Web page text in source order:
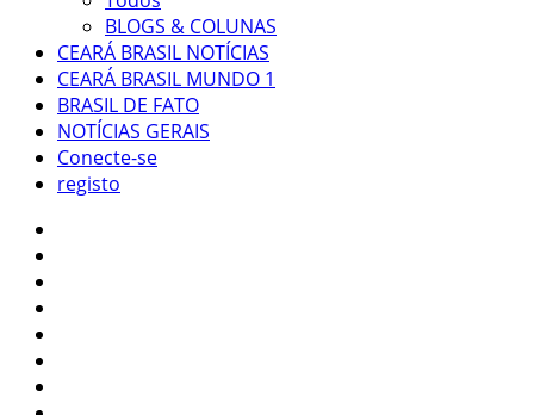
BLOGS & COLUNAS
CEARÁ BRASIL NOTÍCIAS
CEARÁ BRASIL MUNDO 1
BRASIL DE FATO
NOTÍCIAS GERAIS
Conecte-se
registo